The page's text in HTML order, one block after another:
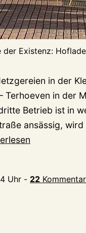
der Existenz:
in der
Terhoeven in der
Betrieb ist in
ansässig, wird
Uhr - 22